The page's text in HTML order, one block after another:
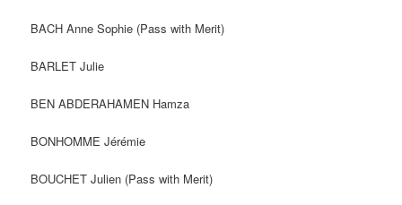
BACH Anne Sophie (Pass with Merit)
BARLET Julie
BEN ABDERAHAMEN Hamza
BONHOMME Jérémie
BOUCHET Julien (Pass with Merit)